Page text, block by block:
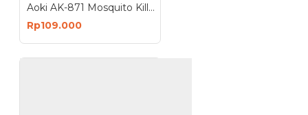
Aoki AK-871 Mosquito Killer Lamp UV Perangkap Nyamuk Lalat 22 Watt
Rp109.000